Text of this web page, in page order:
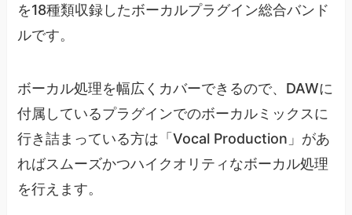
を18種類収録したボーカルプラグイン総合バンド
ルです。
ボーカル処理を幅広くカバーできるので、DAWに
付属しているプラグインでのボーカルミックスに
行き詰まっている方は「Vocal Production」があ
ればスムーズかつハイクオリティなボーカル処理
を行えます。